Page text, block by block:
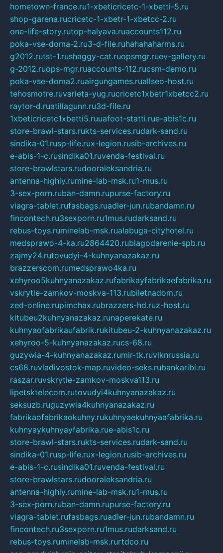
hometown-france.ru1-xbeticricetc-1-xbetti-5.ru
shop-garena.rucricetc-1-xbetr-1-xbetcc-2.ru
one-life-story.rutop-halyava.ruaccounts112.ru
poka-vse-doma-2.ru3-d-file.ruhahahaharms.ru
g2012.rutst-1.rushaggy-cat.ruopsmgr.ruev-gallery.ru
g-2012.ruops-mgr.ruaccounts-112.rucsm-demo.ru
poka-vse-doma2.ruairgungames.ruallseo-host.ru
tehosmotre.ruvarieta-yug.rucricetc1xbetr1xbetcc2.ru
raytor-d.ruatillagunn.ru3d-file.ru
1xbeticricetc1xbetti5.ruuafoot-statti.rue-abis1c.ru
store-brawl-stars.rukts-services.rudark-sand.ru
sindika-01.rusp-life.rux-legion.rusib-archives.ru
e-abis-1-c.rusindika01.ruvenda-festival.ru
store-brawlstars.rudooraleksandria.ru
antenna-highly.rumine-lab-msk.ru1-mus.ru
3-sex-porn.ruban-damn.rupurse-factory.ru
viagra-tablet.rufasbags.ruadler-jun.rubandamn.ru
fincontech.ru3sexporn.ru1mus.rudarksand.ru
rebus-toys.ruminelab-msk.rualabuga-cityhotel.ru
medsprawo-4-ka.ru2864420.rublagodarenie-spb.ru
zajmy24.rutovudyi-4-kuhnyanazakaz.ru
brazzerscom.rumedsprawo4ka.ru
xehyroo5kuhnyanazakaz.rufabrikayfabrikaefabrika.ru
vskrytie-zamkov-moskva-113.rubiletnadom.ru
zed-online.rupimchax.rubrazzers-hd.ruz-host.ru
kitubeu2kuhnyanazakaz.runaperekate.ru
kuhnyaofabrikaufabrik.rukitubeu-2-kuhnyanazakaz.ru
xehyroo-5-kuhnyanazakaz.rucs-68.ru
guzywia-4-kuhnyanazakaz.rumir-tk.ruvlknrussia.ru
cs68.ruvladivostok-map.ruvideo-seks.rubankaribi.ru
raszar.ruvskrytie-zamkov-moskva113.ru
lipetsktelecom.rutovudyi4kuhnyanazakaz.ru
seksuzb.ruguzywia4kuhnyanazakaz.ru
fabrikaofabrikaokuhny.rukuhnyaekuhnyaafabrika.ru
kuhnyaykuhnyayfabrika.rue-abis1c.ru
store-brawl-stars.rukts-services.rudark-sand.ru
sindika-01.rusp-life.rux-legion.rusib-archives.ru
e-abis-1-c.rusindika01.ruvenda-festival.ru
store-brawlstars.rudooraleksandria.ru
antenna-highly.rumine-lab-msk.ru1-mus.ru
3-sex-porn.ruban-damn.rupurse-factory.ru
viagra-tablet.rufasbags.ruadler-jun.rubandamn.ru
fincontech.ru3sexporn.ru1mus.rudarksand.ru
rebus-toys.ruminelab-msk.rurtdco.ru